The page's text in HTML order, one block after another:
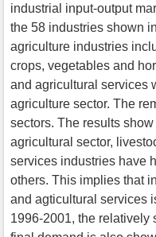
industrial input-output
the 58 industries shown
agriculture industries
crops, vegetables and
and agricultural services
agriculture sector. The
sectors. The results
agricultural sector,
services industries have
others. This implies that
and agticultural services
1996-2001, the relatively